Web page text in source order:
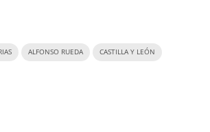
ALFONSO RUEDA CASTILLA Y LEÓN